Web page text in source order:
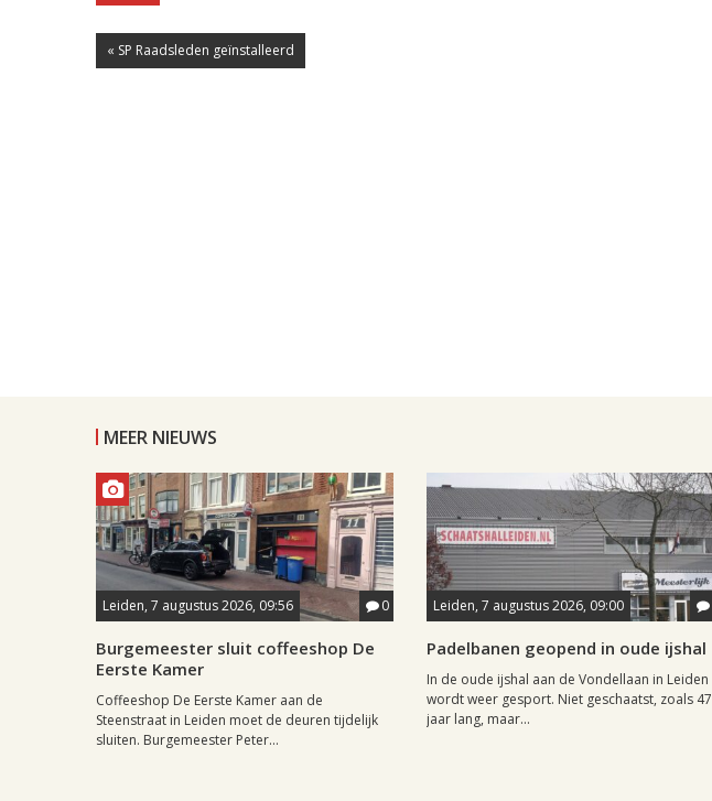
« SP Raadsleden geïnstalleerd
MEER NIEUWS
Leiden, 7 augustus 2026, 09:56 0
Burgemeester sluit coffeeshop De
Eerste Kamer
Coffeeshop De Eerste Kamer aan de
Steenstraat in Leiden moet de deuren tijdelijk
sluiten. Burgemeester Peter...
Leiden, 7 augustus 2026, 09:00
Padelbanen geopend in oude ijshal
In de oude ijshal aan de Vondellaan in Leiden
wordt weer gesport. Niet geschaatst, zoals 47
jaar lang, maar...